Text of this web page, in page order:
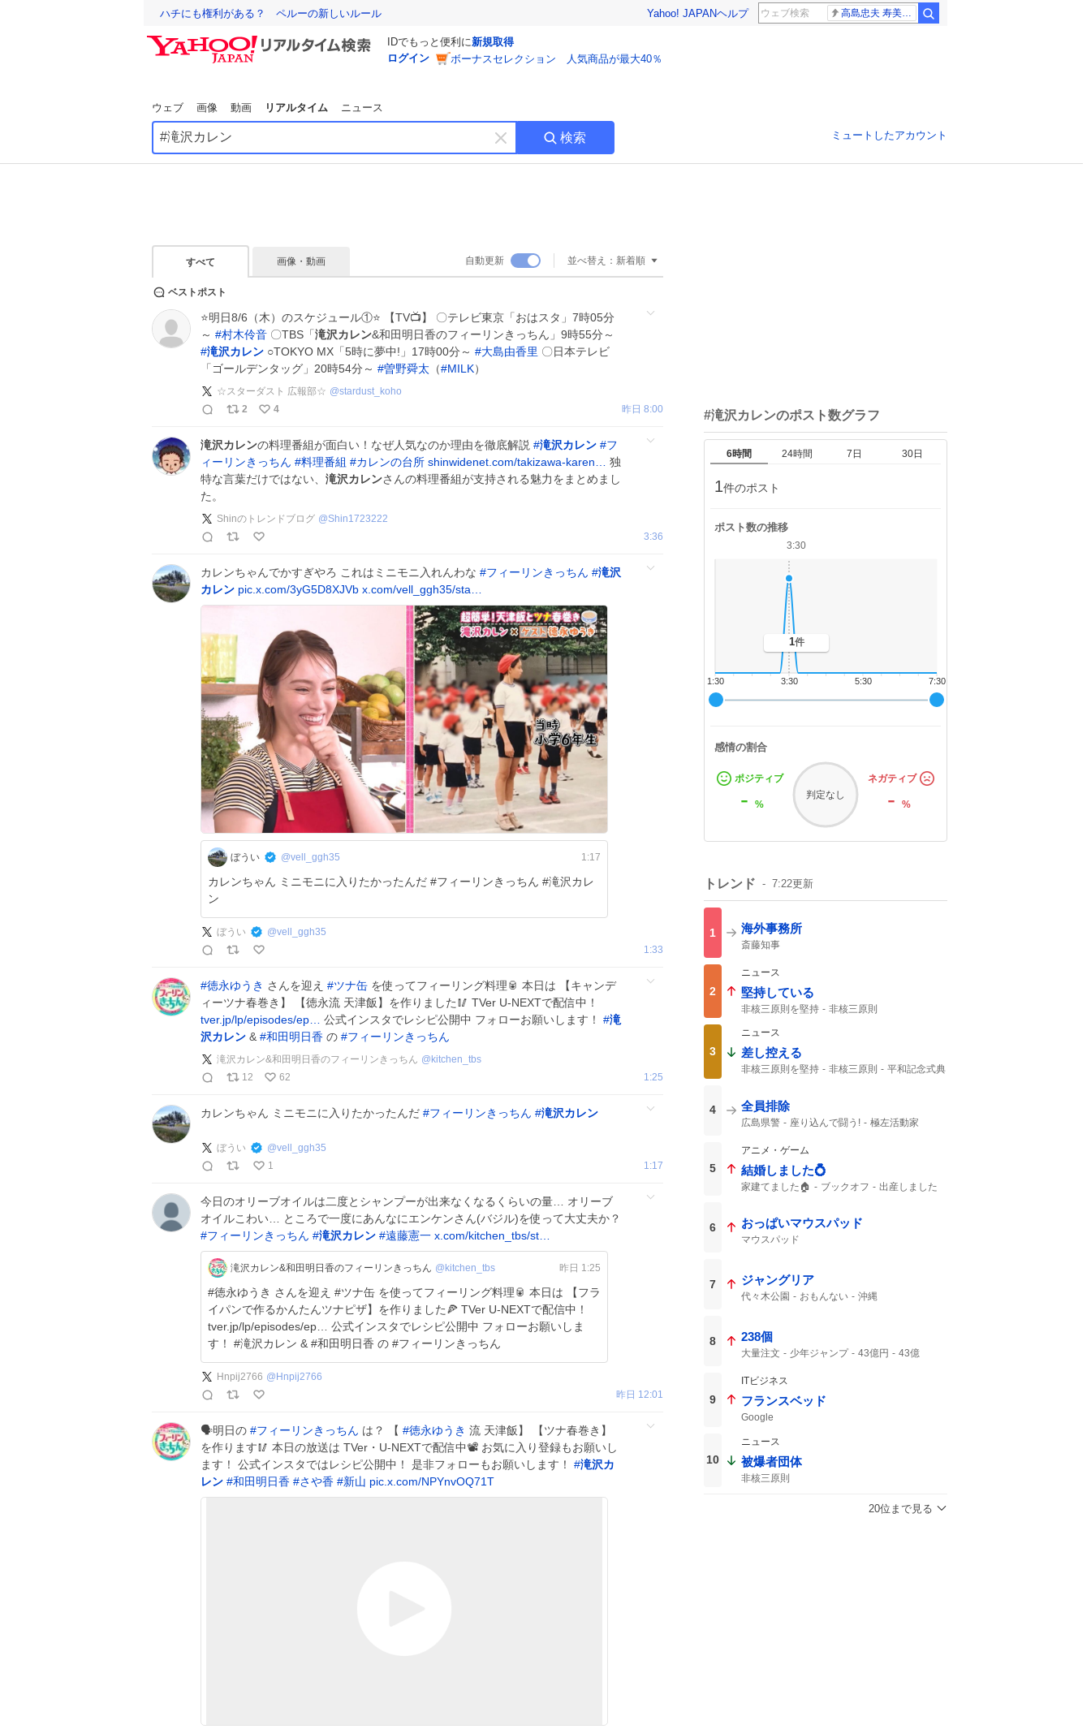
ハチにも権利がある？ ペルーの新しいルール Yahoo! JAPANヘルプ 高島忠夫 寿美花代さん死去
IDでもっと便利に新規取得
ログイン
ボーナスセレクション 人気商品が最大40％
ウェブ 画像 動画 リアルタイム ニュース
キ
ー
す
検索 ミュートしたアカウント
すべて 画像・動画 自動更新 並べ替え： 新着順
ベストポスト
⭐️明日8/6（木）のスケジュール①⭐️ 【TV📺】 〇テレビ東京「おはスタ」7時05分
～ #村木伶音 〇TBS「 滝沢カレン&和田明日香のフィーリンきっちん」9時55分～
#滝沢カレン ○TOKYO MX「5時に夢中!」17時00分～ #大島由香里 〇日本テレビ
「ゴールデンタッグ」20時54分～ #曽野舜太 （#MILK）
☆スターダスト 広報部☆ @stardust_koho
2
4 昨日 8:00
滝沢カレンの料理番組が面白い！なぜ人気なのか理由を徹底解説 #滝沢カレン #フ
ィーリンきっちん #料理番組 #カレンの台所 shinwidenet.com/takizawa-karen…
独
特な言葉だけではない、 滝沢カレンさんの料理番組が支持される魅力をまとめまし
た。
Shinのトレンドブログ @Shin1723222
3:36
カレンちゃんでかすぎやろ これはミニモニ入れんわな #フィーリンきっちん #滝沢
カレン pic.x.com/3yG5D8XJVb x.com/vell_ggh35/sta…
ぼうい @vell_ggh35 1:17
カレンちゃん ミニモニに入りたかったんだ #フィーリンきっちん #滝沢カレ
ン
ぼうい @vell_ggh35
1:33
#徳永ゆうき さんを迎え #ツナ缶 を使ってフィーリング料理🥫 本日は 【キャンデ
ィーツナ春巻き】 【徳永流 天津飯】を作りました🥢 TVer U-NEXTで配信中！
tver.jp/lp/episodes/ep…
公式インスタでレシピ公開中 フォローお願いします！ #滝
沢カレン & #和田明日香 の #フィーリンきっちん
滝沢カレン&和田明日香のフィーリンきっちん @ kitchen_tbs
12
62 1:25
カレンちゃん ミニモニに入りたかったんだ #フィーリンきっちん #滝沢カレン
ぼうい @vell_ggh35
1
1:17
今日のオリーブオイルは二度とシャンプーが出来なくなるくらいの量… オリーブ
オイルこわい… ところで一度にあんなにエンケンさん(バジル)を使って大丈夫か？
#フィーリンきっちん #滝沢カレン #遠藤憲一 x.com/kitchen_tbs/st…
滝沢カレン&和田明日香のフィーリンきっちん @kitchen_tbs 昨日 1:25
#徳永ゆうき さんを迎え #ツナ缶 を使ってフィーリング料理🥫 本日は 【フラ
イパンで作るかんたんツナピザ】を作りました🍕 TVer U-NEXTで配信中！
tver.jp/lp/episodes/ep… 公式インスタでレシピ公開中 フォローお願いしま
す！ #滝沢カレン & #和田明日香 の #フィーリンきっちん
Hnpij2766 @ Hnpij2766
昨日 12:01
🗣️明日の #フィーリンきっちん は？ 【 #徳永ゆうき 流 天津飯】 【ツナ春巻き】
を作ります🥢 本日の放送は TVer・U-NEXTで配信中📽️ お気に入り登録もお願いし
ます！ 公式インスタではレシピ公開中！ 是非フォローもお願いします！ #滝沢カ
レン #和田明日香 #さや香 #新山 pic.x.com/NPYnvOQ71T
#滝沢カレンのポスト数グラフ
6時間 24時間 7日 30日
1件のポスト
ポスト数の推移
7:30
5:30
3:30
1:30
3:30
1件
感情の割合
ポジティブ
- %
判定なし
ネガティブ
-%
トレンド 7:22更新
1 海外事務所
斎藤知事
2
ニュース
堅持している
非核三原則を堅持
非核三原則
3
ニュース
差し控える
非核三原則を堅持 非核三原則
平和記念式典
4 全員排除
広島県警 座り込んで闘う!
極左活動家
5
アニメ・ゲーム
結婚しました💍
家建てました🏠 ブックオフ
出産しました
6 おっぱいマウスパッド
マウスパッド
7 ジャングリア
代々木公園 おもんない 沖縄
8 238個
大量注文 少年ジャンプ 43億円
43億
9
ITビジネス
フランスベッド
Google
10
ニュース
被爆者団体
非核三原則
20位まで見る